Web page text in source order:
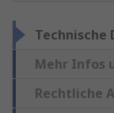
Technische
Mehr Infos
Rechtliche